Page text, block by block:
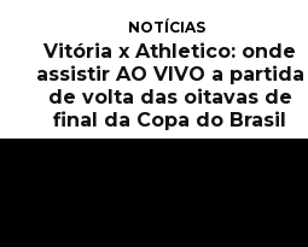
NOTÍCIAS
Vitória x Athletico: onde
assistir AO VIVO a partida
de volta das oitavas de
final da Copa do Brasil